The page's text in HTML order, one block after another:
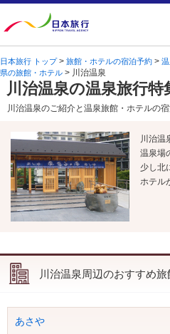
日本旅行 トップ> 旅館・ホテルの宿泊予約 >
県の旅館・ホテル > 川治温泉
川治温泉の温泉旅行特
川治温泉のご紹介と温泉旅館・ホテルの
川治温
温泉場
少し北
ホテル
川治温泉周辺のおすすめ
あさや